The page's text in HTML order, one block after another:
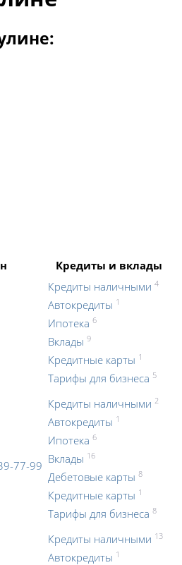
Кредиты и вклады
Кредиты наличными 4
Автокредиты 1
Ипотека 6
Вклады 9
Кредитные карты 1
Тарифы для бизнеса 5
77-99
Кредиты наличными 2
Автокредиты 1
Ипотека 6
Вклады 16
Дебетовые карты 8
Кредитные карты 1
Тарифы для бизнеса 8
Кредиты наличными 13
Автокредиты 1